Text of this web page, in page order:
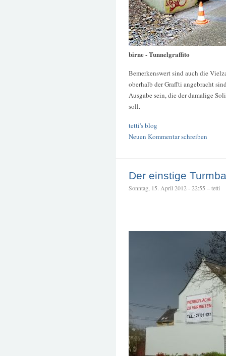
birne - Tunnelgraffito
Bemerkenswert sind auch die
oberhalb der Graffti angebracht
Ausgabe sein, die der damalige
soll.
tetti's blog
Neuen Kommentar schreiben
Der einstige
Sonntag, 15. April 2012 - 22:55 – tetti